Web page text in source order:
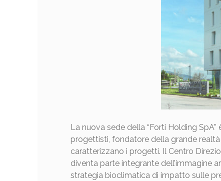
La nuova sede della “Forti Holding
progettisti, fondatore della grande
caratterizzano i progetti. Il Centro
diventa parte integrante dell’immagine
strategia bioclimatica di impatto sulle